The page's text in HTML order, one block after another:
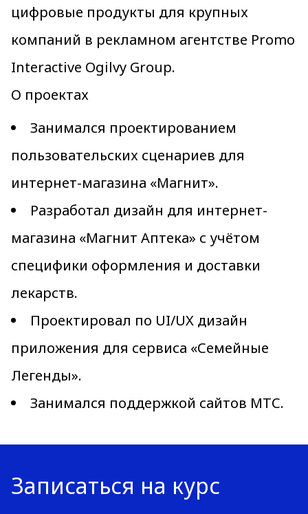
цифровые продукты для крупных
компаний в рекламном агентстве Promo
Interactive Ogilvy Group.
О проектах
Занимался проектированием
пользовательских сценариев для
интернет-магазина «Магнит».
Разработал дизайн для интернет-
магазина «Магнит Аптека» с учётом
специфики оформления и доставки
лекарств.
Проектировал по UI/UX дизайн
приложения для сервиса «Семейные
Легенды».
Занимался поддержкой сайтов МТС.
Записаться на курс